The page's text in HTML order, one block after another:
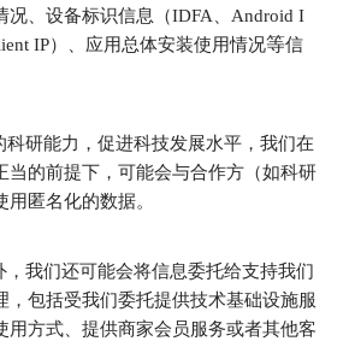
况、设备标识信息
（IDFA、Android I
IP）、应用总体安装使用情况等信
科研能力，促进科技发展水平，我们在
当的前提下，可能会与合作方（如科研
匿名化的数据。
，我们还可能会将信息委托给支持我们
，包括受我们委托提供技术基础设施服
用方式、提供商家会员服务或者其他客